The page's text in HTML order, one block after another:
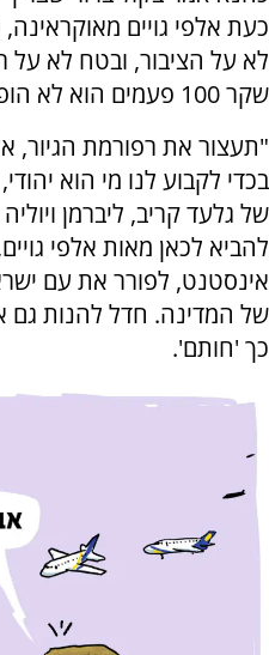
כעת אלפי גויים מאוקראינה,
לא על הציבור, ובטח לא על
שקר 100 פעמים הוא לא הופך להיות אמת".
"תעצור את רפורמת
בכדי לקבוע לנו מי הוא
של גלעד קריב, ליברמן
להביא לכאן מאות אלפי
אינסטנט, לפורר את עם
של המדינה. חדל להנות גם
כך 'חותם'.